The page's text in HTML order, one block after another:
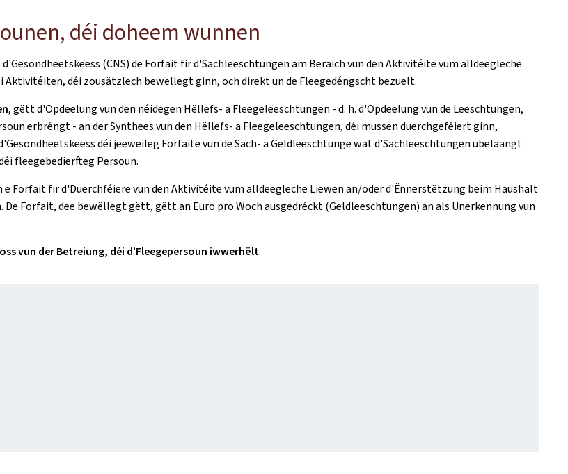
déi doheem wunnen
(CNS) de Forfait fir d'Sachleeschtungen am Beräich vun den Aktivitéite vum alldeegleche
déi zousätzlech bewëllegt ginn, och direkt un de Fleegedéngscht bezuelt.
, gëtt d'Opdeelung vun den néidegen Hëllefs- a Fleegeleeschtungen - d. h. d'Opdeelung vun de Leeschtungen,
erbréngt - an der Synthees vun den Hëllefs- a Fleegeleeschtungen, déi mussen duerchgeféiert ginn,
déi jeeweileg Forfaite vun de Sach- a Geldleeschtunge wat d'Sachleeschtungen ubelaangt
fleegebedierfteg Persoun.
e Forfait fir d'Duerchféiere vun den Aktivitéite vum alldeegleche Liewen an/oder d'Ënnerstëtzung beim Haushalt
Forfait, dee bewëllegt gëtt, gëtt an Euro pro Woch ausgedréckt (Geldleeschtungen) an als Unerkennung vun
vun der Betreiung, déi d’Fleegepersoun iwwerhëlt.